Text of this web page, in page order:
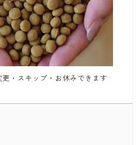
・スキップ・お休みできます